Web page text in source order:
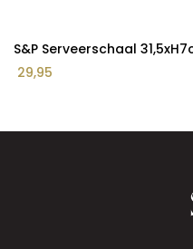
S&P Serveerschaal
29,95